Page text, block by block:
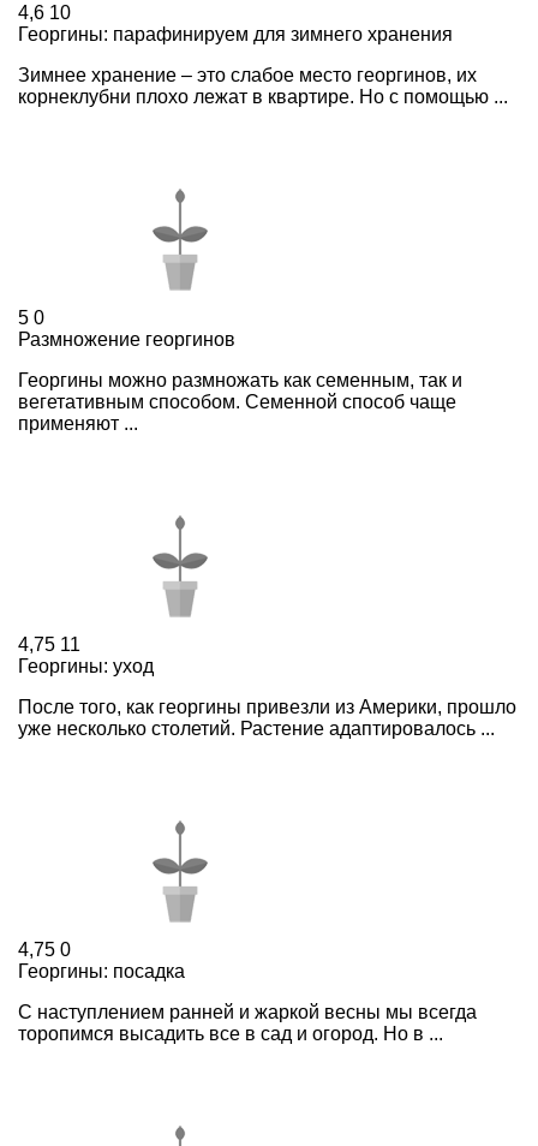
4,6 10
Георгины: парафинируем для зимнего хранения
Зимнее хранение – это слабое место георгинов, их
корнеклубни плохо лежат в квартире. Но с помощью ...
5 0
Размножение георгинов
Георгины можно размножать как семенным, так и
вегетативным способом. Семенной способ чаще
применяют ...
4,75 11
Георгины: уход
После того, как георгины привезли из Америки, прошло
уже несколько столетий. Растение адаптировалось ...
4,75 0
Георгины: посадка
С наступлением ранней и жаркой весны мы всегда
торопимся высадить все в сад и огород. Но в ...